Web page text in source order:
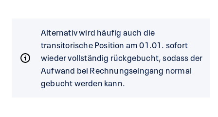
Alternativ wird häufig auch die
transitorische Position am 01.01. sofort
wieder vollständig rückgebucht, sodass der
Aufwand bei Rechnungseingang normal
gebucht werden kann.